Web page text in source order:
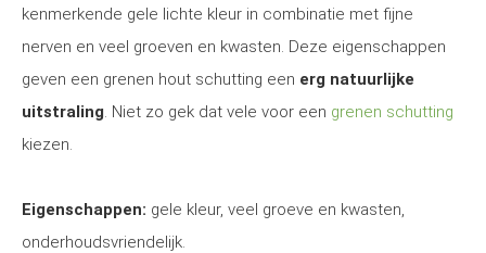
kenmerkende gele lichte kleur in combinatie met fijne
nerven en veel groeven en kwasten. Deze eigenschappen
geven een grenen hout schutting een erg natuurlijke
uitstraling. Niet zo gek dat vele voor een grenen schutting
kiezen.
Eigenschappen: gele kleur, veel groeve en kwasten,
onderhoudsvriendelijk.